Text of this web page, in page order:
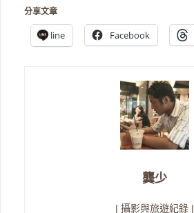
分享文章
line Facebook
龔少
| 攝影與旅遊紀錄 |